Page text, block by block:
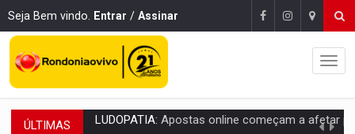
Seja Bem vindo. Entrar / Assinar
ÚLTIMAS REFLORESTAMENTO: Plantar árvores não será mais suficiente para